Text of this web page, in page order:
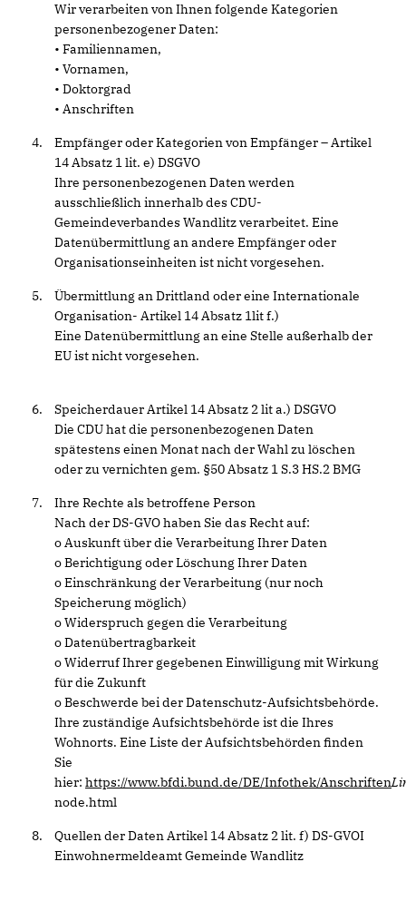
Wir verarbeiten von Ihnen folgende Kategorien
personenbezogener Daten:
• Familiennamen,
• Vornamen,
• Doktorgrad
• Anschriften
Empfänger oder Kategorien von Empfänger – Artikel
14 Absatz 1 lit. e) DSGVO
Ihre personenbezogenen Daten werden
ausschließlich innerhalb des CDU-
Gemeindeverbandes Wandlitz verarbeitet. Eine
Datenübermittlung an andere Empfänger oder
Organisationseinheiten ist nicht vorgesehen.
Übermittlung an Drittland oder eine Internationale
Organisation- Artikel 14 Absatz 1lit f.)
Eine Datenübermittlung an eine Stelle außerhalb der
EU ist nicht vorgesehen.
Speicherdauer Artikel 14 Absatz 2 lit a.) DSGVO
Die CDU hat die personenbezogenen Daten
spätestens einen Monat nach der Wahl zu löschen
oder zu vernichten gem. §50 Absatz 1 S.3 HS.2 BMG
Ihre Rechte als betroffene Person
Nach der DS-GVO haben Sie das Recht auf:
o Auskunft über die Verarbeitung Ihrer Daten
o Berichtigung oder Löschung Ihrer Daten
o Einschränkung der Verarbeitung (nur noch
Speicherung möglich)
o Widerspruch gegen die Verarbeitung
o Datenübertragbarkeit
o Widerruf Ihrer gegebenen Einwilligung mit Wirkung
für die Zukunft
o Beschwerde bei der Datenschutz-Aufsichtsbehörde.
Ihre zuständige Aufsichtsbehörde ist die Ihres
Wohnorts. Eine Liste der Aufsichtsbehörden finden
Sie
hier: https://www.bfdi.bund.de/DE/Infothek/Anschriften
node.html
Quellen der Daten Artikel 14 Absatz 2 lit. f) DS-GVOI
Einwohnermeldeamt Gemeinde Wandlitz